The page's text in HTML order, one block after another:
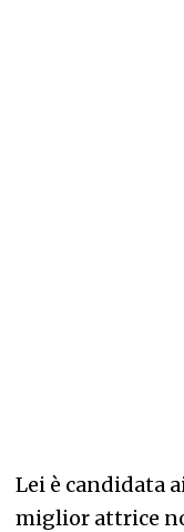
Lei è candidata
miglior attrice